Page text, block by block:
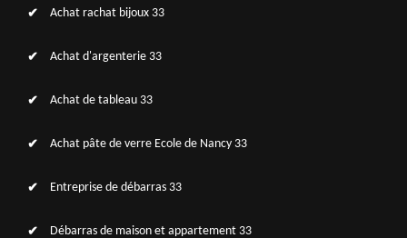
Achat rachat bijoux 33
Achat d'argenterie 33
Achat de tableau 33
Achat pâte de verre Ecole de Nancy 33
Entreprise de débarras 33
Débarras de maison et appartement 33